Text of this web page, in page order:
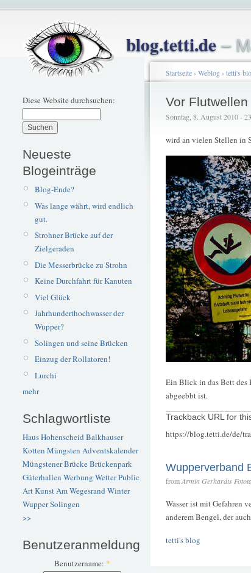
blog.tetti.de–
Diese Website durchsuchen:
Neueste
Blogeinträge
Blog-Ende?
Was lange währt, wird endlich
gut.
Strohner Brücke auf der
Zielgeraden
Die Messerbrücke zu Strohn
Keine Durchfahrt für Kanuten
Viel Glück
Jahrhunderthochwasser der
Wupper?
Solingen und seine Brücken
Einzug der Rollatoren!
Lurchi
mehr
Schlagwortliste
Haus Hohenscheid Balkhauser
Kotten Müngsten Adventskalender
Müngstener BrückeBrückenpark
Güterhallen Werbung WetterPublic
ArtKunstAm Wegesrand Winter
WupperSolingen
>>
Benutzeranmeldung
Benutzername: *
Startseite› Weblog› tetti's
Vor Flutwellen
Sonntag, 8. August 2010 -
wird an vielen Stellen in
Ein Blick in das Bett des
abgeebbt ist.
Trackback URL for
https://blog.tetti.de/de/
Wupperverband
fromArmin Gerhardts
Wasser ist mit Gefahren
anderem Bengel, der
tetti's blog